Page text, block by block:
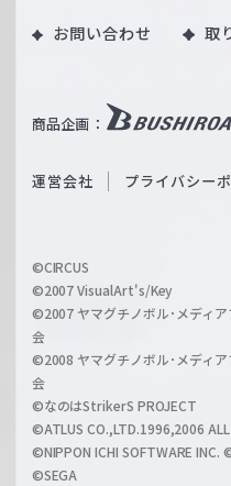
W
ß
c
a
r
z
商品企画：
u
b
O
i
l
h
a
お問い合わせ 取
運営会社 プライバシー
©CIRCUS
©2007 VisualArt's/Key
©2007 ヤマグチノボル･メディ
会
©2008 ヤマグチノボル･メディ
会
©なのはStrikerS PROJECT
©ATLUS CO.,LTD.1996,2006 ALL
©NIPPON ICHI SOFTWARE
©SEGA